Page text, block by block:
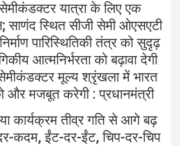
यात्रा के लिए एक
साणंद स्थित सीजी सेमी ओएसएटी
पारिस्थितिकी तंत्र को सुदृढ़
आत्मनिर्भरता को बढ़ावा देगी
मूल्य श्रृंखला में भारत
और मजबूत करेगी : प्रधानमंत्री
कार्यक्रम तीव्र गति से आगे बढ़
कदम, ईंट-दर-ईंट, चिप-दर-चिप